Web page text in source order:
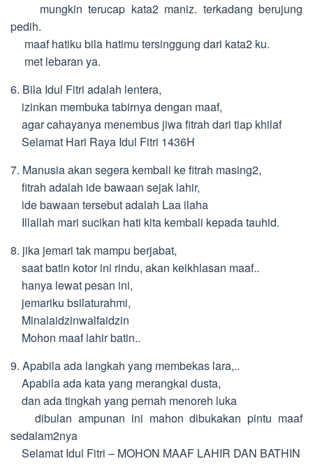
mungkin terucap kata2 maniz. terkadang berujung
pedih.
maaf hatiku bila hatimu tersinggung dari kata2 ku.
met lebaran ya.
6. Bila Idul Fitri adalah lentera,
izinkan membuka tabirnya dengan maaf,
agar cahayanya menembus jiwa fitrah dari tiap khilaf
Selamat Hari Raya Idul Fitri 1436H
7. Manusia akan segera kembali ke fitrah masing2,
fitrah adalah ide bawaan sejak lahir,
ide bawaan tersebut adalah Laa ilaha
Illallah mari sucikan hati kita kembali kepada tauhid.
8. jika jemari tak mampu berjabat,
saat batin kotor ini rindu, akan keikhlasan maaf..
hanya lewat pesan ini,
jemariku bsilaturahmi,
Minalaidzinwalfaidzin
Mohon maaf lahir batin..
9. Apabila ada langkah yang membekas lara,..
Apabila ada kata yang merangkai dusta,
dan ada tingkah yang pernah menoreh luka
dibulan ampunan ini mahon dibukakan pintu maaf
sedalam2nya
Selamat Idul Fitri – MOHON MAAF LAHIR DAN BATHIN